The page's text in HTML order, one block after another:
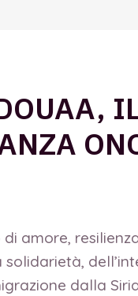
amore,
dalla